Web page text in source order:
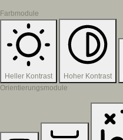
Farbmodule
Heller Kontrast Hoher Kontrast
Orientierungsmodule